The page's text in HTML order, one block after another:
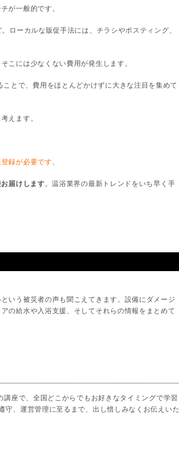
が一般的です。
ローカルな販促手法には、チラシやポスティング、
こには少なくない費用が発生します。
とで、費用をほとんどかけずに大きな注目を集めて
えます。
録が必要です。
届けします。温浴業界の最新トレンドをいち早く手
いう被災者の声も聞こえてきます。設備にダメージ
の給水や入浴支援、そしてそれらの情報をまとめて
座で、全国どこからでもお好きなタイミングで学習
、運営管理に至るまで、出し惜しみなくお伝えいた